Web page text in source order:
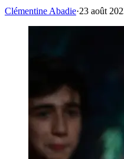
Clémentine Abadie·23 août